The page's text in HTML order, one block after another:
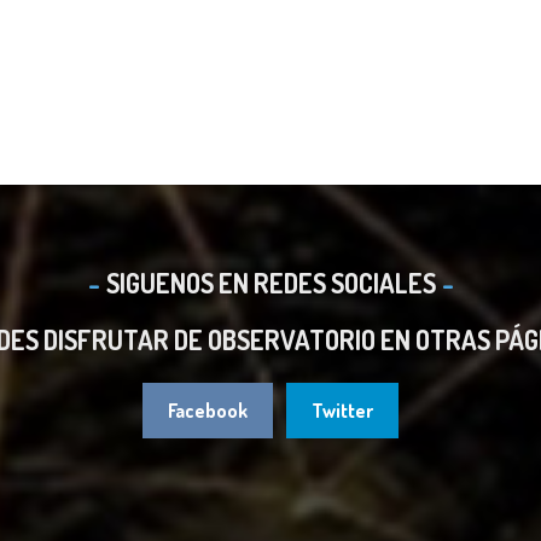
SIGUENOS EN REDES SOCIALES
DISFRUTAR DE OBSERVATORIO EN OTRAS
Facebook Twitter